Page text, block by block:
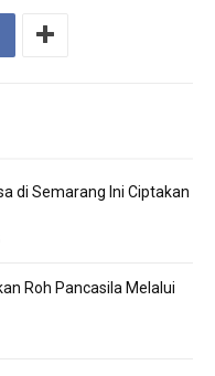
di Semarang Ini Ciptakan
Roh Pancasila Melalui